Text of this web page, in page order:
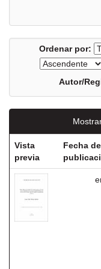
Ordenar por:
Autor/
Vista
previa
Fecha de